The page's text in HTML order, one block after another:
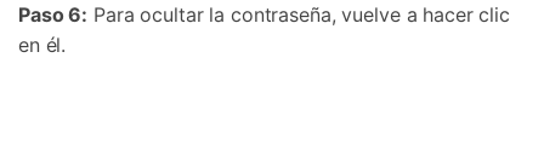
Paso 6: Para ocultar la contraseña, vuelve a hacer clic
en él.